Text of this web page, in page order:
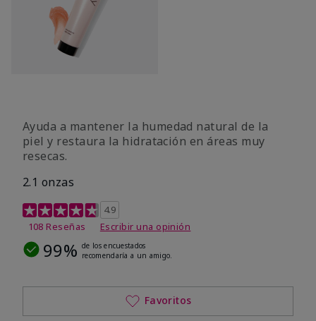
Ayuda a mantener la humedad natural de la
piel y restaura la hidratación en áreas muy
resecas.
2.1 onzas
Calificación de clientes de 5 de 5
4.9
108 Reseñas
Escribir una opinión
99% de los encuestados
recomendaría a un amigo.
Favoritos